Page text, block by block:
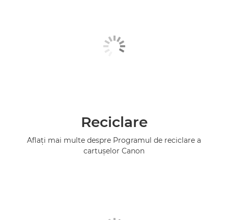
Reciclare
Aflaţi mai multe despre Programul de reciclare a
cartuşelor Canon